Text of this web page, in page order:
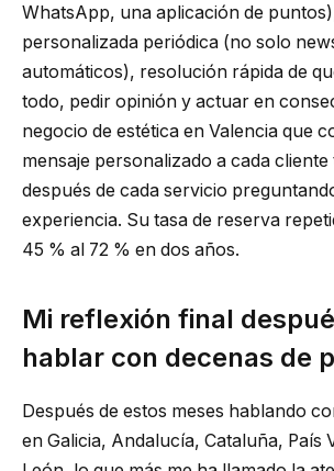
WhatsApp, una aplicación de
personalizada periódica (no solo
automáticos), resolución rápida de
todo, pedir opinión y actuar en
negocio de estética en Valencia que
mensaje personalizado a cada cliente
después de cada servicio
experiencia. Su tasa de reserva
45 % al 72 % en dos años.
Mi reflexión final
hablar con decenas de
Después de estos meses hablando
en Galicia, Andalucía, Cataluña, País